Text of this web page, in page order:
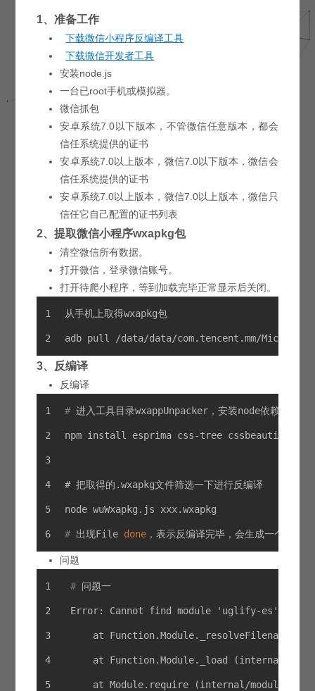
1、准备工作
下载微信小程序反编译工具
下载微信开发者工具
安装node.js
一台已root手机或模拟器。
微信抓包
安卓系统7.0以下版本，不管微信任意版本，都会
信任系统提供的证书
安卓系统7.0以上版本，微信7.0以下版本，微信会
信任系统提供的证书
安卓系统7.0以上版本，微信7.0以上版本，微信只
信任它自己配置的证书列表
2、提取微信小程序wxapkg包
清空微信所有数据。
打开微信，登录微信账号。
打开待爬小程序，等到加载完毕正常显示后关闭。
从手机上取得wxapkg包
adb pull /data/data/com.tencent.mm/
3、反编译
反编译
# 进入工具目录wxappUnpacker，安装node依赖
npm install esprima css-tree cssbeautify
# 把取得的.wxapkg文件筛选一下进行反编译
node wuWxapkg.js xxx.wxapkg
# 出现File done ，表示反编译完毕，会生成一个同名
问题
# 问题一
Error: Cannot find module 'uglify-es'
at Function.Module._resolveFilename
at Function.Module._load (internal/
at Module.require (internal/modules/